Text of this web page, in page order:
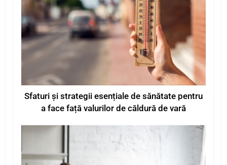
Sfaturi și strategii esențiale de sănătate pentru
a face față valurilor de căldură de vară